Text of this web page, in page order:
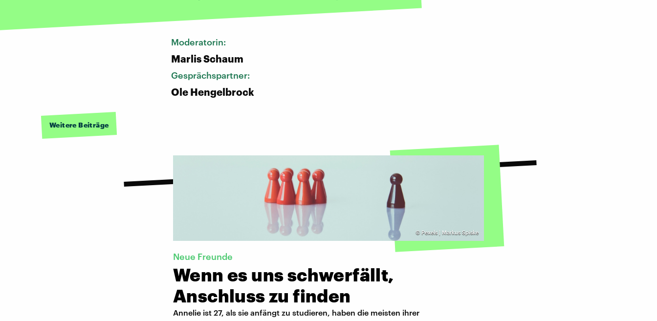
Moderatorin:
Marlis Schaum
Gesprächspartner:
Ole Hengelbrock
Weitere Beiträge
© Pexels | Markus Spiske
Neue Freunde
Wenn es uns schwerfällt,
Anschluss zu finden
Annelie ist 27, als sie anfängt zu studieren, haben die meisten ihrer